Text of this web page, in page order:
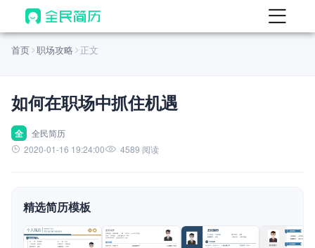
首页
AI 生成简历
AI 优化简历
AI 翻译简历
AI 模拟面试
面试自我介绍
首页 职场攻略 正文
如何在职场中抓住机遇
全
全民简历
2020-01-16 19:24:00
4589 阅读
精选简历模板